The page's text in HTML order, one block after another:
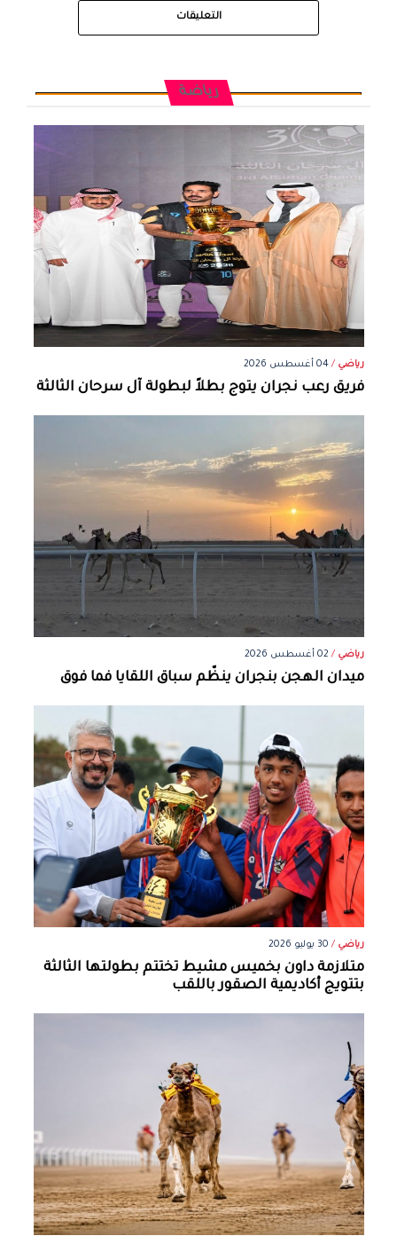
التعليقات
رياضة
رياضي /04 أغسطس 2026
فريق رعب نجران يتوج بطلاً لبطولة آل سرحان الثالثة
رياضي / 02 أغسطس 2026
ميدان الهجن بنجران ينظّم سباق اللقايا فما فوق
رياضي / 30 يوليو 2026
متلازمة داون بخميس مشيط تختتم بطولتها الثالثة
بتتويج أكاديمية الصقور باللقب